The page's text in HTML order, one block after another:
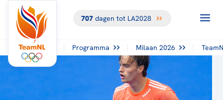
707dagen tot LA2028
Programma Milaan 2026
TERUG NAAR
OVERZICHT